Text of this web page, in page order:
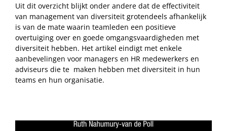
Uit dit overzicht blijkt onder andere dat de effectiviteit
van management van diversiteit grotendeels afhankelijk
is van de mate waarin teamleden een positieve
overtuiging over en goede omgangsvaardigheden met
diversiteit hebben. Het artikel eindigt met enkele
aanbevelingen voor managers en HR medewerkers en
adviseurs die te maken hebben met diversiteit in hun
teams en hun organisatie.